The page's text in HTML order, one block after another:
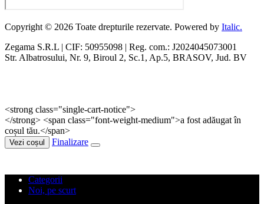
Copyright © 2026 Toate drepturile rezervate. Powered by Italic.
Zegama S.R.L | CIF: 50955098 | Reg. com.: J2024045073001
Str. Albatrosului, Nr. 9, Biroul 2, Sc.1, Ap.5, BRASOV, Jud. BV
<strong class="single-cart-notice">
</strong> <span class="font-weight-medium">a fost adăugat în
coșul tău.</span>
Vezi coșul Finalizare
Categorii
Noi, pe scurt